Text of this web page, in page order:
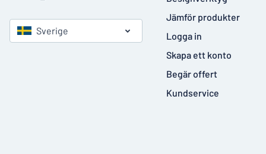
Sverige
Jämför produkter
Logga in
Skapa ett konto
Begär offert
Kundservice